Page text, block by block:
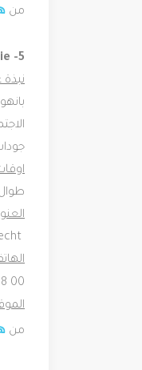
من
5- ‪Pandhof Sinte Marie‬‬‬
نبذة
طوال
00 31302322348
من